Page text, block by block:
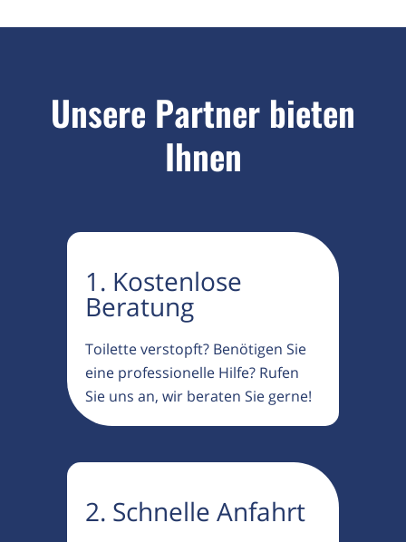
Unsere Partner bieten
Ihnen
1. Kostenlose
Beratung
Toilette verstopft? Benötigen Sie
eine professionelle Hilfe? Rufen
Sie uns an, wir beraten Sie gerne!
2. Schnelle Anfahrt